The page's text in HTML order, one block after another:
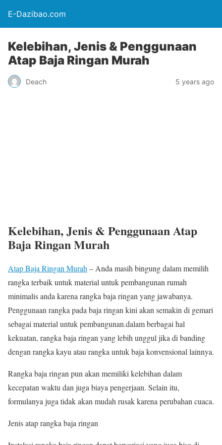
E-Dazibao.com
Kelebihan, Jenis & Penggunaan
Atap Baja Ringan Murah
Deach 5 years ago
Kelebihan, Jenis & Penggunaan Atap
Baja Ringan Murah
Atap Baja Ringan Murah – Anda masih bingung dalam memilih
rangka terbaik untuk material untuk pembangunan rumah
minimalis anda karena rangka baja ringan yang jawabanya.
Penggunaan rangka pada baja ringan kini akan semakin di gemari
sebagai material untuk pembangunan.dalam berbagai hal
kekuatan, rangka baja ringan yang lebih unggul jika di banding
dengan rangka kayu atau rangka untuk baja konvensional lainnya.
Rangka baja ringan pun akan memiliki kelebihan dalam
kecepatan waktu dan juga biaya pengerjaan. Selain itu,
formulanya juga tidak akan mudah rusak karena perubahan cuaca.
Jenis atap rangka baja ringan